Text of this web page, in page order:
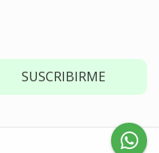
SUSCRIBIRME